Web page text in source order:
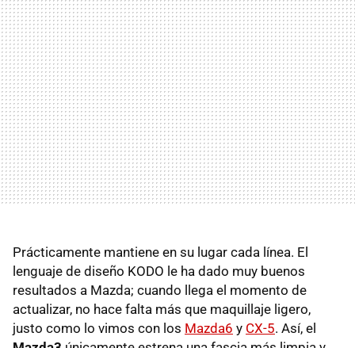
Prácticamente mantiene en su lugar cada línea. El
lenguaje de diseño KODO le ha dado muy buenos
resultados a Mazda; cuando llega el momento de
actualizar, no hace falta más que maquillaje ligero,
justo como lo vimos con los Mazda6 y CX-5. Así, el